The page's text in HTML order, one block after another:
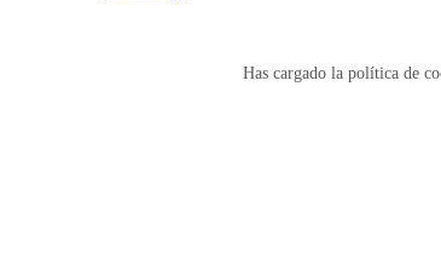
Has cargado la política de